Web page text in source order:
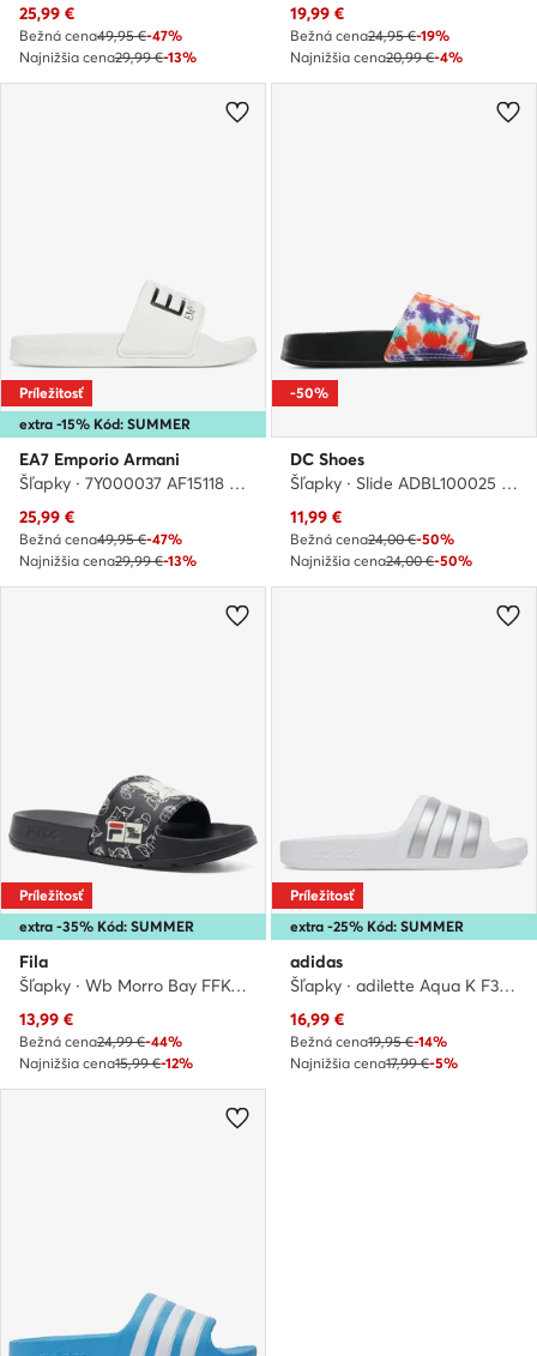
Aktuálna cena
25,99 €
Bežná cena49,95 €-47%
Najnižšia cena29,99 €-13%
Aktuálna cena
19,99 €
Bežná cena24,95 €-19%
Najnižšia cena20,99 €-4%
extra -15% Kód: SUMMER
Príležitosť
EA7 Emporio Armani
Šľapky · 7Y000037 AF15118 U0001 · Biela
Aktuálna cena
25,99 €
Bežná cena49,95 €-47%
Najnižšia cena29,99 €-13%
-50%
DC Shoes
Šľapky · Slide ADBL100025 · Farebná
Aktuálna cena
11,99 €
Bežná cena24,00 €-50%
Najnižšia cena24,00 €-50%
extra -35% Kód: SUMMER
Príležitosť
Fila
Šľapky · Wb Morro Bay FFK0098 80010 · Čierna
Aktuálna cena
13,99 €
Bežná cena24,99 €-44%
Najnižšia cena15,99 €-12%
extra -25% Kód: SUMMER
Príležitosť
adidas
Šľapky · adilette Aqua K F35555 · Biela
Aktuálna cena
16,99 €
Bežná cena19,95 €-14%
Najnižšia cena17,99 €-5%